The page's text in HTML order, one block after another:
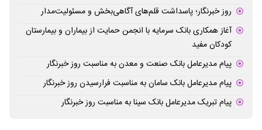
روز خبرنگار؛ پاسداشت قلم‌های آگاهی‌بخش و مسئولیت‌مدار
آغاز همکاری بانک سرمایه با انجمن حمایت از بیماران و بیمارستان
کودکان مفید
پیام مدیرعامل بانک صنعت و معدن به مناسبت روز خبرنگار
پیام مدیرعامل بانک سامان به مناسبت فرارسیدن روز خبرنگار
پیام تبریک مدیرعامل بانک سینا به مناسبت روز خبرنگار